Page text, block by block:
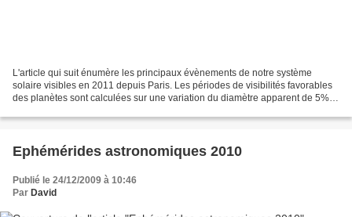
L'article qui suit énumère les principaux évènements de notre système
solaire visibles en 2011 depuis Paris. Les périodes de visibilités favorables
des planètes sont calculées sur une variation du diamètre apparent de 5% et
Ephémérides astronomiques 2010
Publié le 24/12/2009 à 10:46
Par David